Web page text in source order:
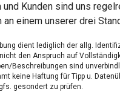
und Kunden sind uns
an einem unserer drei
dient lediglich der allg.
den Anspruch auf
Beschreibungen sind
keine Haftung für Tipp u.
gesondert zu prüfen.